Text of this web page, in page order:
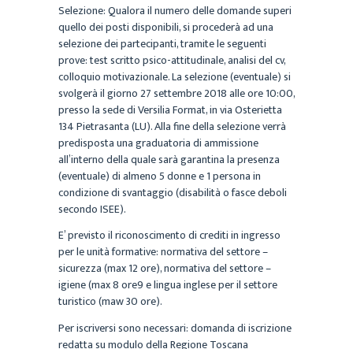
Selezione: Qualora il numero delle domande superi
quello dei posti disponibili, si procederà ad una
selezione dei partecipanti, tramite le seguenti
prove: test scritto psico-attitudinale, analisi del cv,
colloquio motivazionale. La selezione (eventuale) si
svolgerà il giorno 27 settembre 2018 alle ore 10:00,
presso la sede di Versilia Format, in via Osterietta
134 Pietrasanta (LU). Alla fine della selezione verrà
predisposta una graduatoria di ammissione
all’interno della quale sarà garantina la presenza
(eventuale) di almeno 5 donne e 1 persona in
condizione di svantaggio (disabilità o fasce deboli
secondo ISEE).
E’ previsto il riconoscimento di crediti in ingresso
per le unità formative: normativa del settore –
sicurezza (max 12 ore), normativa del settore –
igiene (max 8 ore9 e lingua inglese per il settore
turistico (maw 30 ore).
Per iscriversi sono necessari: domanda di iscrizione
redatta su modulo della Regione Toscana